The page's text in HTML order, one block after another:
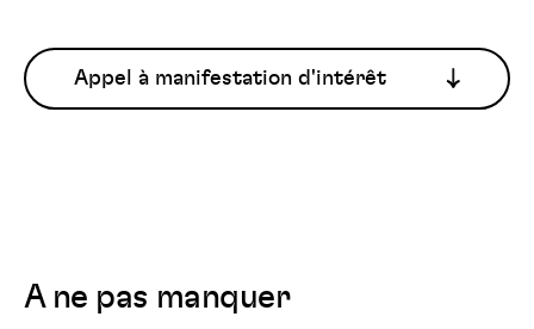
Appel à manifestation d'intérêt
A ne pas manquer